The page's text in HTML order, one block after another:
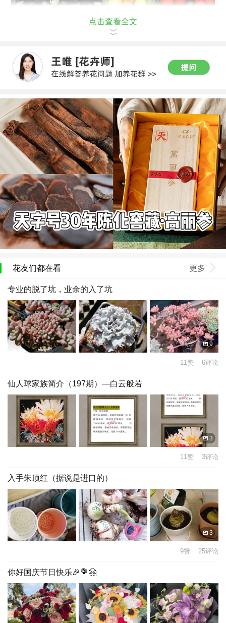
点击查看全文
花友们都在看 更多
专业的脱了坑，业余的入了坑
9
11赞 6评论
仙人球家族简介（197期）—白云般若
3
11赞 3评论
入手朱顶红（据说是进口的）
3
9赞 25评论
你好国庆节日快乐🎉💐🤗